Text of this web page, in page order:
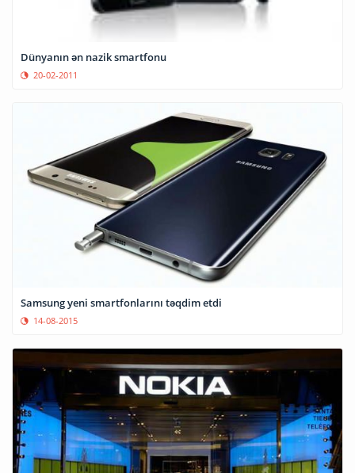
Dünyanın ən nazik smartfonu
20-02-2011
Samsung yeni smartfonlarını təqdim etdi
14-08-2015